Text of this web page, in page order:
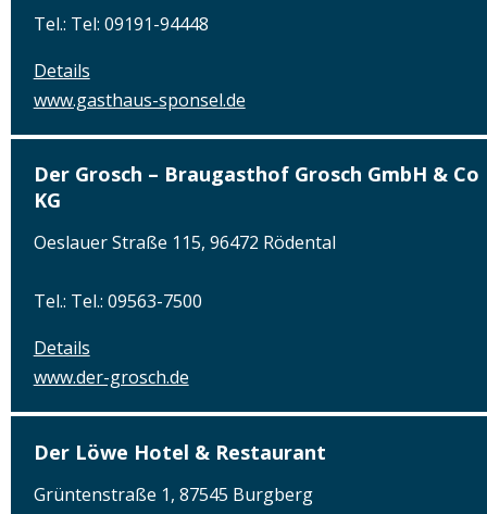
Tel.: Tel: 09191-94448
Details
www.gasthaus-sponsel.de
Der Grosch – Braugasthof Grosch GmbH & Co
KG
Oeslauer Straße 115, 96472 Rödental
Tel.: Tel.: 09563-7500
Details
www.der-grosch.de
Der Löwe Hotel & Restaurant
Grüntenstraße 1, 87545 Burgberg